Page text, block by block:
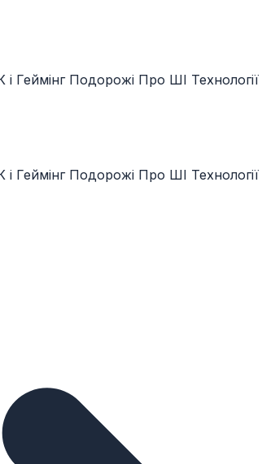
і Геймінг Подорожі Про ШІ Технології
і Геймінг Подорожі Про ШІ Технології